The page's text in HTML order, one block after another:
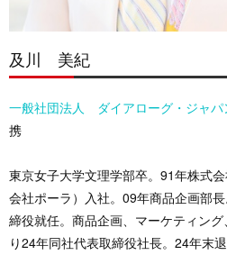
及川 美紀
一般社団法人 ダイアローグ・ジャパ
携
東京女子大学文理学部卒。91年株式
会社ポーラ）入社。09年商品企画部
締役就任。商品企画、マーケティン
り24年同社代表取締役社長。24年末退